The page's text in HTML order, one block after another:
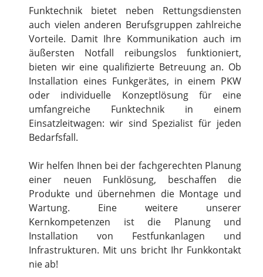
Funktechnik bietet neben Rettungsdiensten
auch vielen anderen Berufsgruppen zahlreiche
Vorteile. Damit Ihre Kommunikation auch im
äußersten Notfall reibungslos funktioniert,
bieten wir eine qualifizierte Betreuung an. Ob
Installation eines Funkgerätes, in einem PKW
oder individuelle Konzeptlösung für eine
umfangreiche Funktechnik in einem
Einsatzleitwagen: wir sind Spezialist für jeden
Bedarfsfall.
Wir helfen Ihnen bei der fachgerechten Planung
einer neuen Funklösung, beschaffen die
Produkte und übernehmen die Montage und
Wartung. Eine weitere unserer
Kernkompetenzen ist die Planung und
Installation von Festfunkanlagen und
Infrastrukturen. Mit uns bricht Ihr Funkkontakt
nie ab!